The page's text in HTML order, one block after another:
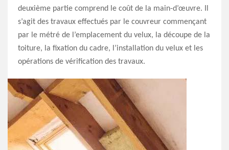
deuxième partie comprend le coût de la main-d’œuvre. Il
s’agit des travaux effectués par le couvreur commençant
par le métré de l’emplacement du velux, la découpe de la
toiture, la fixation du cadre, l’installation du velux et les
opérations de vérification des travaux.